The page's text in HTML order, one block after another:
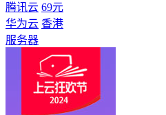
腾讯云 69元
华为云 香港
服务器